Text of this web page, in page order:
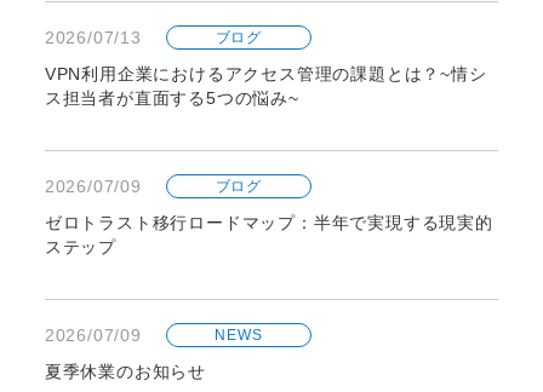
2026/07/13 ブログ
VPN利用企業におけるアクセス管理の課題とは？~情シ
ス担当者が直面する5つの悩み~
2026/07/09 ブログ
ゼロトラスト移行ロードマップ：半年で実現する現実的
ステップ
2026/07/09 NEWS
夏季休業のお知らせ